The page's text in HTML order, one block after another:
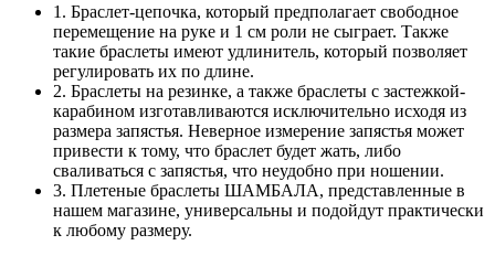
1. Браслет-цепочка, который предполагает свободное
перемещение на руке и 1 см роли не сыграет. Также
такие браслеты имеют удлинитель, который позволяет
регулировать их по длине.
2. Браслеты на резинке, а также браслеты с застежкой-
карабином изготавливаются исключительно исходя из
размера запястья. Неверное измерение запястья может
привести к тому, что браслет будет жать, либо
сваливаться с запястья, что неудобно при ношении.
3. Плетеные браслеты ШАМБАЛА, представленные в
нашем магазине, универсальны и подойдут практически
к любому размеру.